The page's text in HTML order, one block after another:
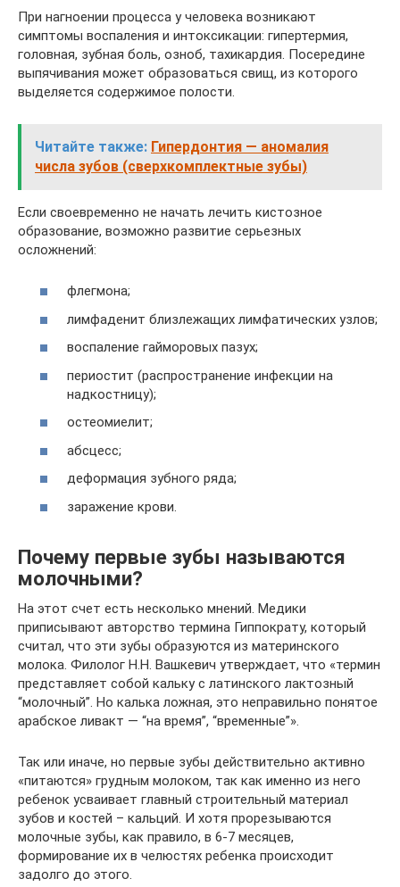
При нагноении процесса у человека возникают
симптомы воспаления и интоксикации: гипертермия,
головная, зубная боль, озноб, тахикардия. Посередине
выпячивания может образоваться свищ, из которого
выделяется содержимое полости.
Читайте также: Гипердонтия — аномалия
числа зубов (сверхкомплектные зубы)
Если своевременно не начать лечить кистозное
образование, возможно развитие серьезных
осложнений:
флегмона;
лимфаденит близлежащих лимфатических узлов;
воспаление гайморовых пазух;
периостит (распространение инфекции на
надкостницу);
остеомиелит;
абсцесс;
деформация зубного ряда;
заражение крови.
Почему первые зубы называются
молочными?
На этот счет есть несколько мнений. Медики
приписывают авторство термина Гиппократу, который
считал, что эти зубы образуются из материнского
молока. Филолог Н.Н. Вашкевич утверждает, что «термин
представляет собой кальку с латинского лактозный
“молочный”. Но калька ложная, это неправильно понятое
арабское ливакт — “на время”, “временные”».
Так или иначе, но первые зубы действительно активно
«питаются» грудным молоком, так как именно из него
ребенок усваивает главный строительный материал
зубов и костей – кальций. И хотя прорезываются
молочные зубы, как правило, в 6-7 месяцев,
формирование их в челюстях ребенка происходит
задолго до этого.